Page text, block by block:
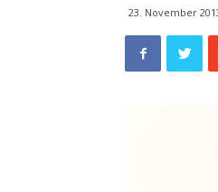
23. November